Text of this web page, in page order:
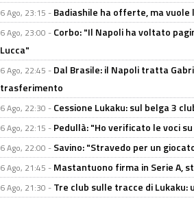
6 Ago, 23:15 - Badiashile ha offerte, ma vuole
6 Ago, 23:00 - Corbo: "Il Napoli ha voltato
Lucca"
6 Ago, 22:45 - Dal Brasile: il Napoli tratta
trasferimento
6 Ago, 22:30 - Cessione Lukaku: sul belga 3
6 Ago, 22:15 - Pedullà: "Ho verificato le voci
6 Ago, 22:00 - Savino: "Stravedo per un
6 Ago, 21:45 - Mastantuono firma in Serie A,
6 Ago, 21:30 - Tre club sulle tracce di Lukaku: